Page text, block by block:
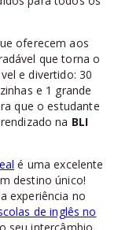
oferecem aos
que torna o
e divertido: 30
e 1 grande
que o estudante
na BLI
é uma excelente
destino único!
experiência no
de inglês no